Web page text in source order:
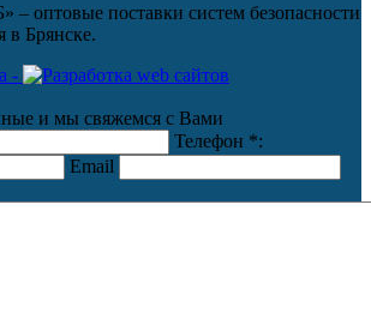
– оптовые поставки систем безопасности
в Брянске.
-
и мы свяжемся с Вами
Телефон *:
Email